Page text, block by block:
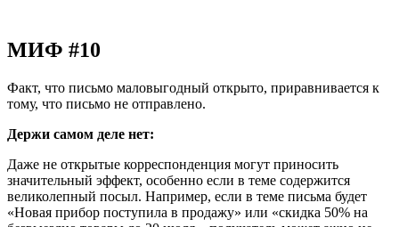
МИФ #10
Факт, что письмо маловыгодный открыто, приравнивается к
тому, что письмо не отправлено.
Держи самом деле нет:
Даже не открытые корреспонденция могут приносить
значительный эффект, особенно если в теме содержится
великолепный посыл. Например, если в теме письма будет
«Новая прибор поступила в продажу» или «скидка 50% на